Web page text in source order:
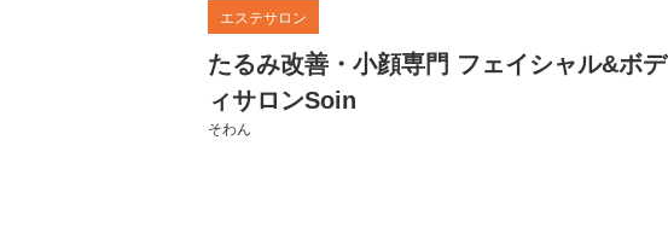
エステサロン
たるみ改善・小顔専門 フェイシャル&ボデ
ィサロンSoin
そわん